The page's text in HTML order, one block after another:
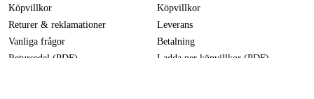
Köpvillkor
Returer & reklamationer
Vanliga frågor
Retursedel (PDF)
Köpvillkor
Leverans
Betalning
Ladda ner köpvillkor (PDF)